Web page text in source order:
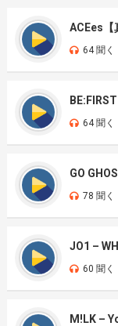
ACEes【
64 聞く
64 聞く
GO
78 聞く
JO1 –
60 聞く
M!LK –